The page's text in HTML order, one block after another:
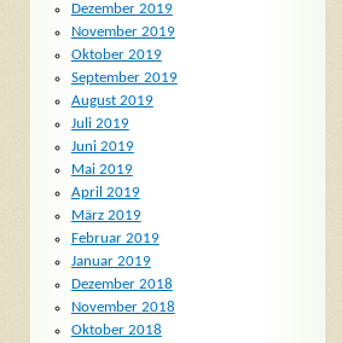
Dezember 2019
November 2019
Oktober 2019
September 2019
August 2019
Juli 2019
Juni 2019
Mai 2019
April 2019
März 2019
Februar 2019
Januar 2019
Dezember 2018
November 2018
Oktober 2018